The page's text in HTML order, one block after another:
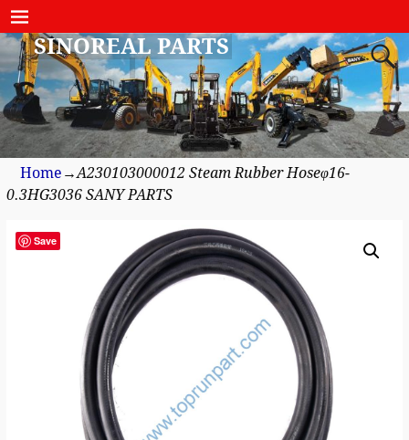
SINOREAL PARTS
Home →A230103000012 Steam Rubber Hoseφ16-
0.3HG3036 SANY PARTS
Save